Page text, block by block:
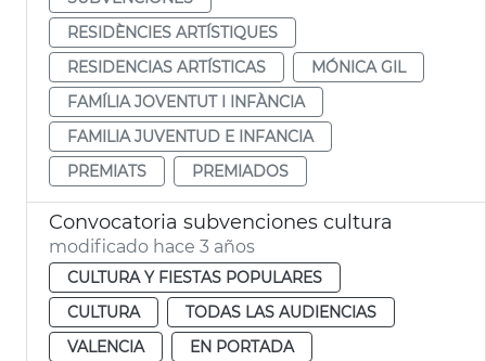
RESIDÈNCIES ARTÍSTIQUES
RESIDENCIAS ARTÍSTICAS
MÓNICA GIL
FAMÍLIA JOVENTUT I INFÀNCIA
FAMILIA JUVENTUD E INFANCIA
PREMIATS
PREMIADOS
Convocatoria subvenciones cultura
modificado hace 3 años
CULTURA Y FIESTAS POPULARES
CULTURA
TODAS LAS AUDIENCIAS
VALENCIA
EN PORTADA